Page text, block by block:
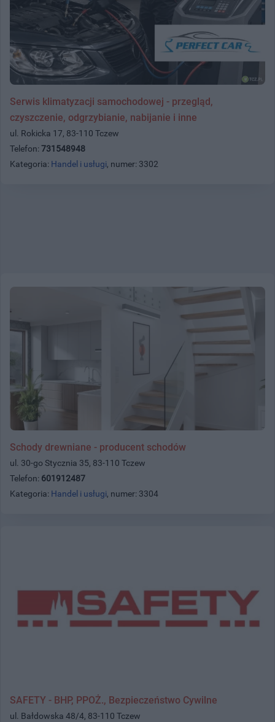
Serwis klimatyzacji samochodowej - przegląd,
czyszczenie, odgrzybianie, nabijanie i inne
ul. Rokicka 17, 83-110 Tczew
Telefon: 731548948
Kategoria: Handel i usługi, numer: 3302
Schody drewniane - producent schodów
ul. 30-go Stycznia 35, 83-110 Tczew
Telefon: 601912487
Kategoria: Handel i usługi, numer: 3304
SAFETY - BHP, PPOŻ., Bezpieczeństwo Cywilne
ul. Bałdowska 48/4, 83-110 Tczew